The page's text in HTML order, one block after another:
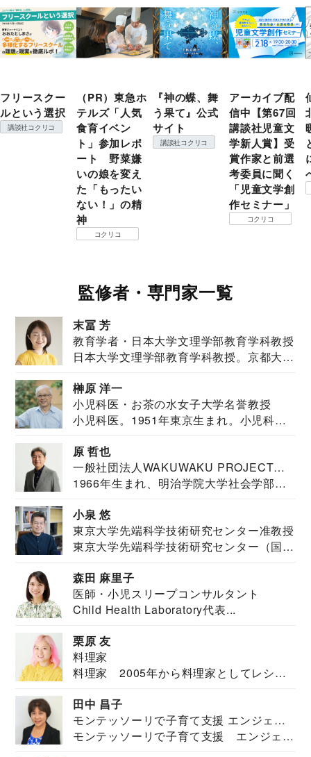
フリースクー
ルという選択
講談社コクリコ
（PR）東急ホ
テルズ「人気
食育イベン
ト」参加レポ
ート 野菜嫌
いの娘を変え
た「もったい
ない！」の精
神
コクリコ
『神の蝶、舞
う果て』公式
サイト
講談社コクリコ
アーカイブ配
信中【第67回
講談社児童文
学新人賞】受
賞作家と前選
考委員に聞く
「児童文学創
作セミナー」
コクリコ
監修者・専門家一覧
末冨 芳
教育学者・日本大学文理学部教育学科教授
日本大学文理学部教育学科教授。京都大学
榊原 洋一
小児科医・お茶の水女子大学名誉教授
小児科医。1951年東京生まれ。小児科
原 哲也
一般社団法人WAKUWAKU PROJECT
JAPAN代表・言語聴覚士・社会福祉士
1966年生まれ、明治学院大学社会学部福
小泉 悠
東京大学先端科学技術研究センター准教授
東京大学先端科学技術研究センター（国際
森田 麻里子
医師・小児スリープコンサルタント
Child Health Laboratory代表...
栗原 友
料理家
料理家 2005年から料理家としてレシピ
田中 昌子
モンテッソーリで子育て支援 エンジェル
ズハウス研究所所長
モンテッソーリで子育て支援 エンジェル